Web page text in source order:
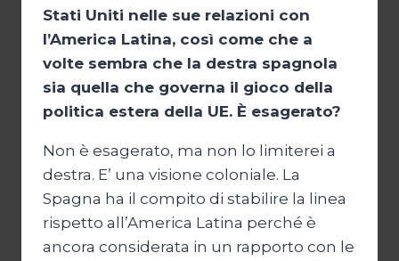
Stati Uniti nelle sue relazioni con
l’America Latina, così come che a
volte sembra che la destra spagnola
sia quella che governa il gioco della
politica estera della UE. È esagerato?
Non è esagerato, ma non lo limiterei a
destra. E’ una visione coloniale. La
Spagna ha il compito di stabilire la linea
rispetto all’America Latina perché è
ancora considerata in un rapporto con le